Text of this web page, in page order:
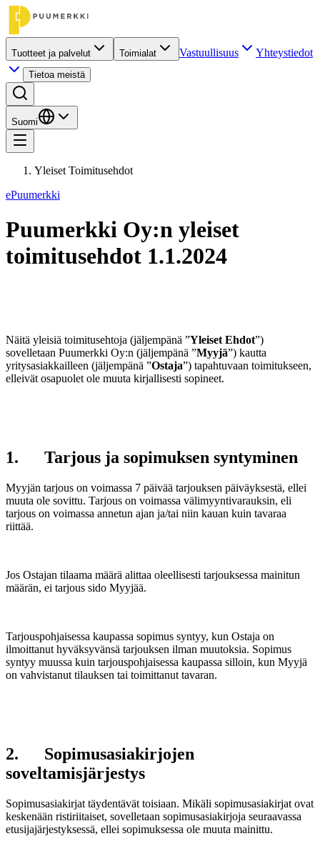
Tuotteet ja palvelut Toimialat Vastuullisuus Yhteystiedot
Tietoa meistä
Suomi
Yleiset Toimitusehdot
ePuumerkki
Puumerkki Oy:n yleiset
toimitusehdot 1.1.2024
Näitä yleisiä toimitusehtoja (jäljempänä ”Yleiset Ehdot”)
sovelletaan Puumerkki Oy:n (jäljempänä ”Myyjä”) kautta
yritysasiakkailleen (jäljempänä ”Ostaja”) tapahtuvaan toimitukseen,
elleivät osapuolet ole muuta kirjallisesti sopineet.
1. Tarjous ja sopimuksen syntyminen
Myyjän tarjous on voimassa 7 päivää tarjouksen päiväyksestä, ellei
muuta ole sovittu. Tarjous on voimassa välimyyntivarauksin, eli
tarjous on voimassa annetun ajan ja/tai niin kauan kuin tavaraa
riittää.
Jos Ostajan tilaama määrä alittaa oleellisesti tarjouksessa mainitun
määrän, ei tarjous sido Myyjää.
Tarjouspohjaisessa kaupassa sopimus syntyy, kun Ostaja on
ilmoittanut hyväksyvänsä tarjouksen ilman muutoksia. Sopimus
syntyy muussa kuin tarjouspohjaisessa kaupassa silloin, kun Myyjä
on vahvistanut tilauksen tai toimittanut tavaran.
2. Sopimusasiakirjojen
soveltamisjärjestys
Sopimusasiakirjat täydentävät toisiaan. Mikäli sopimusasiakirjat ovat
keskenään ristiriitaiset, sovelletaan sopimusasiakirjoja seuraavassa
etusijajärjestyksessä, ellei sopimuksessa ole muuta mainittu.